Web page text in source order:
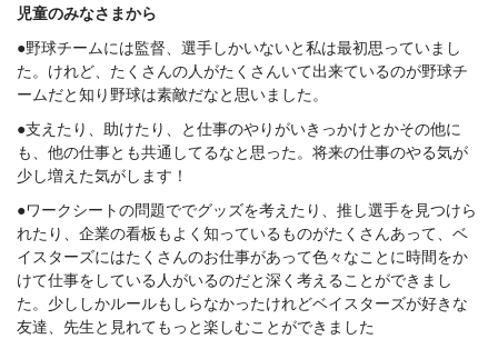
児童のみなさまから
●野球チームには監督、選手しかいないと私は最初思っていまし
た。けれど、たくさんの人がたくさんいて出来ているのが野球チ
ームだと知り野球は素敵だなと思いました。
●支えたり、助けたり、と仕事のやりがいきっかけとかその他に
も、他の仕事とも共通してるなと思った。将来の仕事のやる気が
少し増えた気がします！
●ワークシートの問題ででグッズを考えたり、推し選手を見つけら
れたり、企業の看板もよく知っているものがたくさんあって、ベ
イスターズにはたくさんのお仕事があって色々なことに時間をか
けて仕事をしている人がいるのだと深く考えることができまし
た。少ししかルールもしらなかったけれどベイスターズが好きな
友達、先生と見れてもっと楽しむことができました